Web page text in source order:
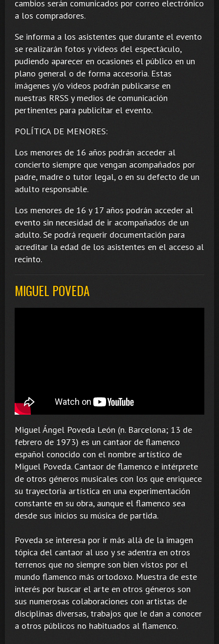
cambios serán comunicados por correo electrónico
a los compradores.
Se informa a los asistentes que durante el evento
se realizarán fotos y videos del espectáculo,
pudiendo aparecer en ocasiones el público en un
plano general o de forma accesoria. Estas
imágenes y/o videos podrán publicarse en
nuestras RRSS y medios de comunicación
pertinentes para publicitar el evento.
POLÍTICA DE MENORES:
Los menores de 16 años podrán acceder al
concierto siempre que vengan acompañados por
padre, madre o tutor legal, o en su defecto de un
adulto responsable.
Los menores de 16 y 17 años podrán acceder al
evento sin necesidad de ir acompañados de un
adulto. Se podrá requerir documentación para
acreditar la edad de los asistentes en el acceso al
recinto.
MIGUEL POVEDA
Miguel Ángel Poveda León (n. Barcelona; 13 de
febrero de 1973) es un cantaor de flamenco
español conocido con el nombre artístico de
Miguel Poveda. Cantaor de flamenco e intérprete
de otros géneros musicales con los que enriquece
su trayectoria artística en una experimentación
constante en su obra, aunque el flamenco sea
desde sus inicios su música de partida.
Poveda se interesa por ir más allá de la imagen
tópica del cantaor al uso y se adentra en otros
terrenos que no siempre son bien vistos por el
mundo flamenco más ortodoxo. Muestra de este
interés por buscar el arte en otros géneros son
sus numerosas colaboraciones con artistas de
disciplinas diversas, trabajos que le dan a conocer
a otros públicos no habituados al flamenco.